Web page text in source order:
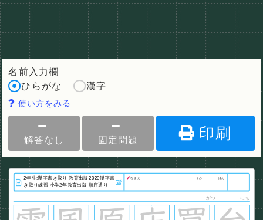
名前入力欄
ひらがな
漢字
使い方をみる
解答なし 固定問題 印刷
なまえ くみ ばん
がつ にち